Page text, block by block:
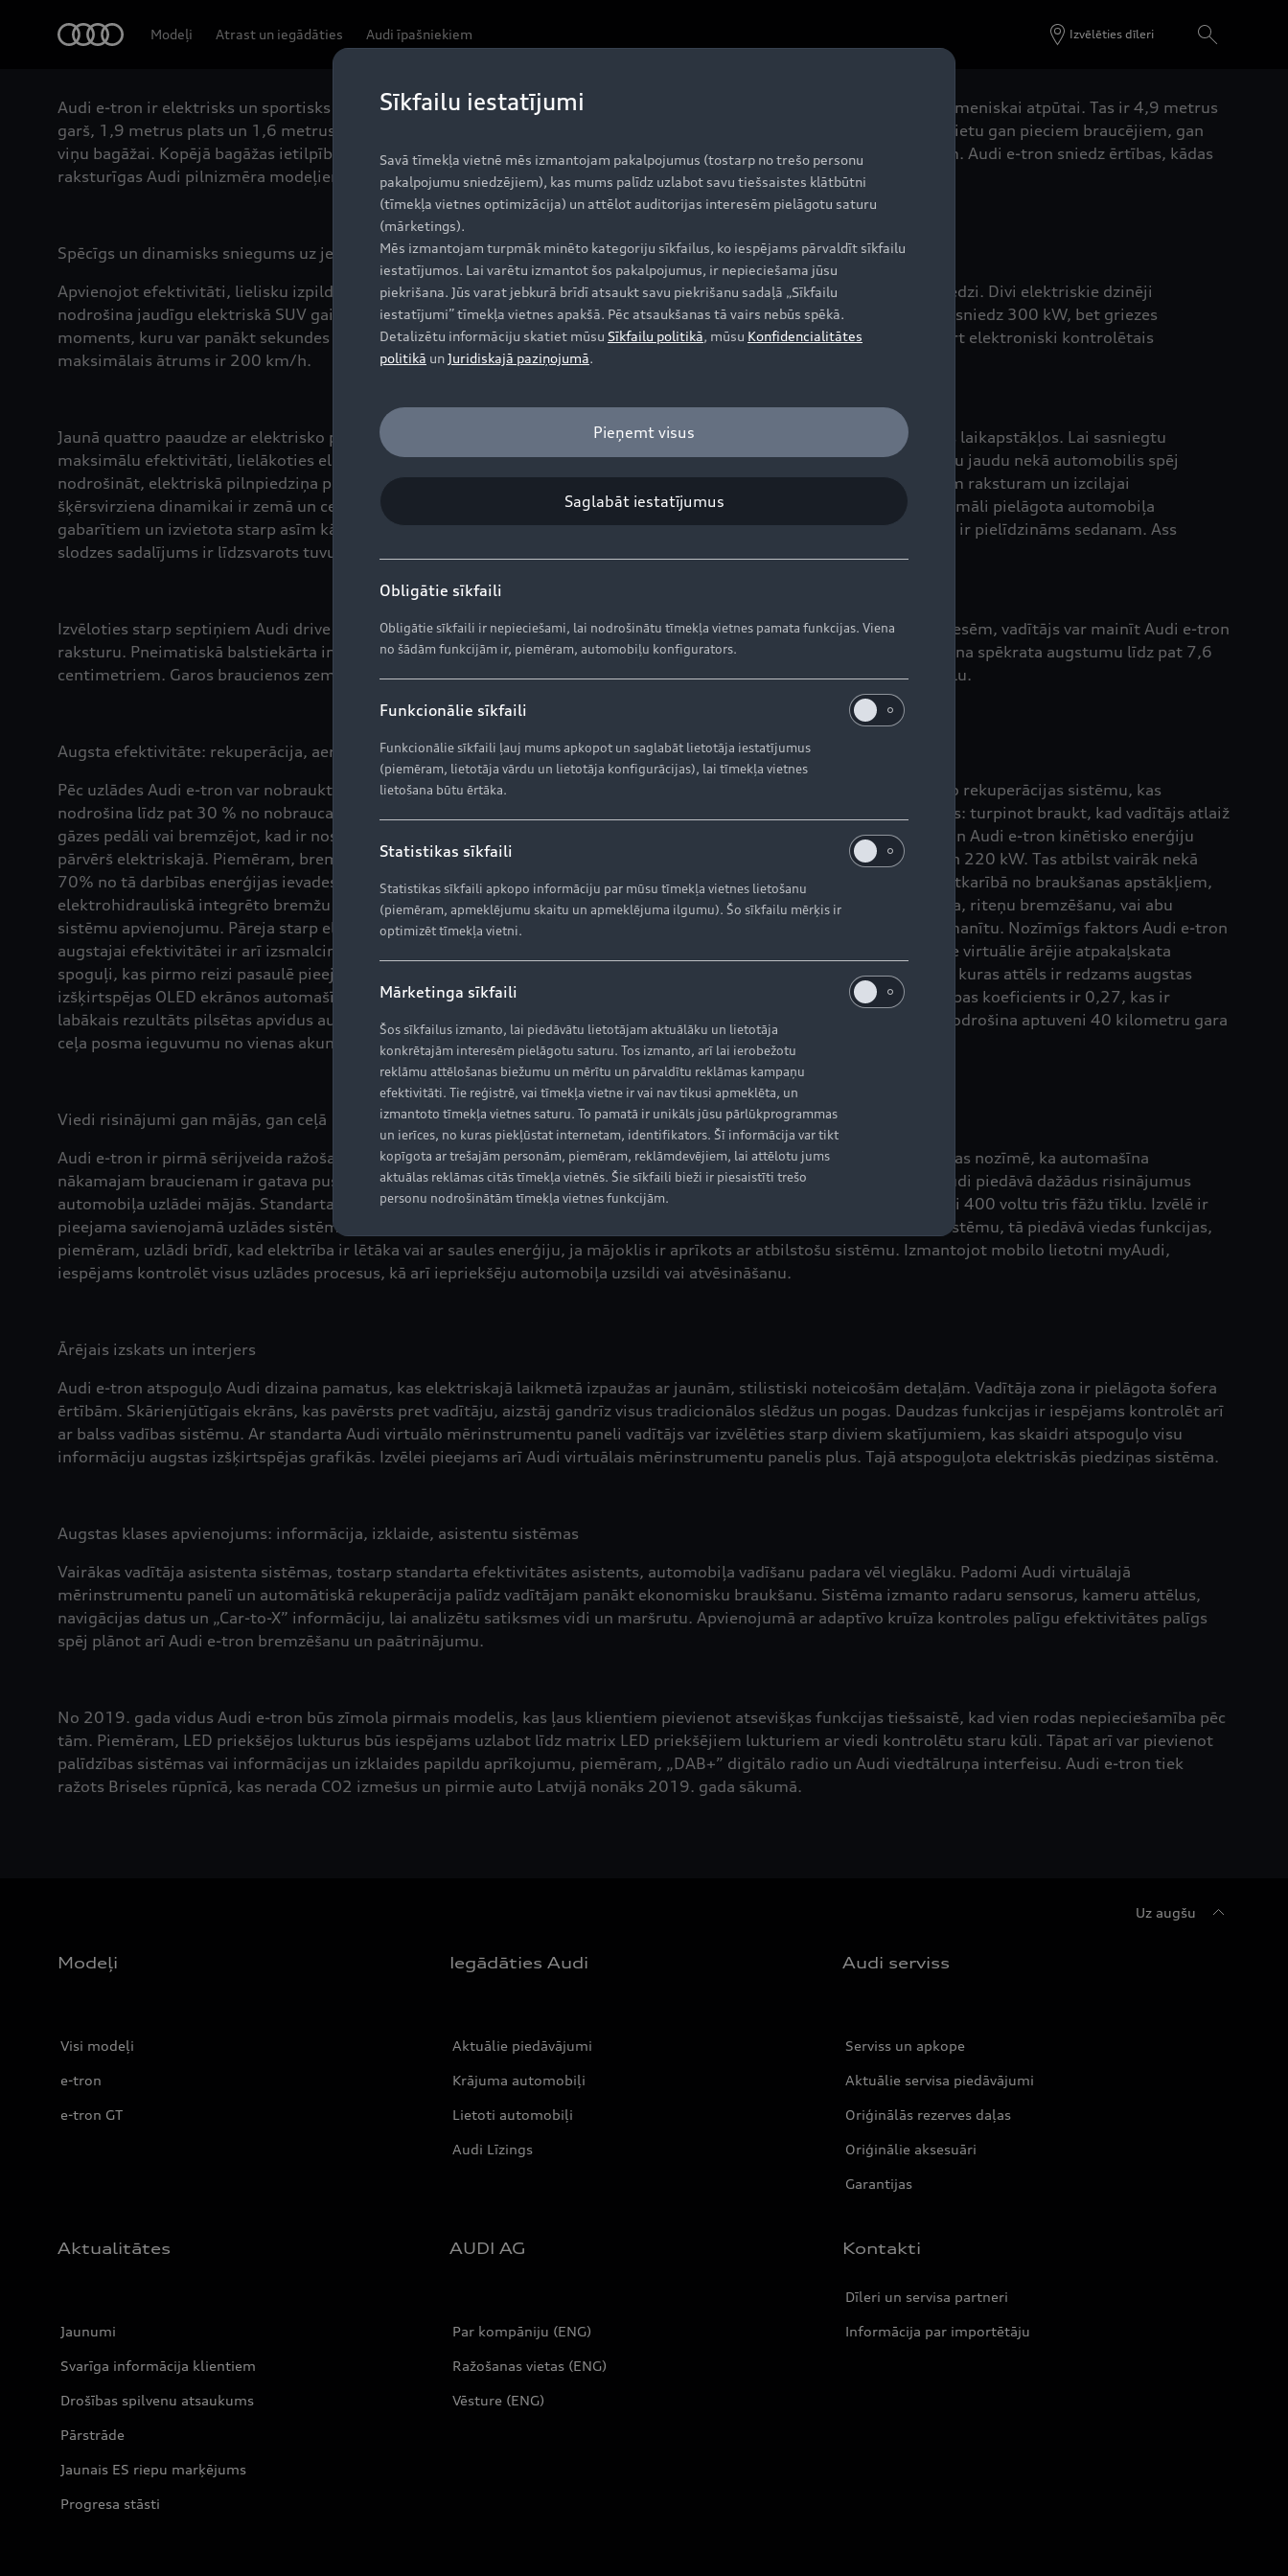
Modeļi Atrast un iegādāties Audi īpašniekiem Izvēlēties dīleri
Audi e-tron ir elektrisks un sportisks apvidus automobilis, kas paredzēts gan sportiskam dzīvesveidam, gan aktīvai un ģimeniskai atpūtai. Tas ir 4,9 metrus
garš, 1,9 metrus plats un 1,6 metrus augsts. Savukārt riteņu bāze ir 2,9 metri, kas nodrošina pietiekami plašu un ērtu vietu gan pieciem braucējiem, gan
viņu bagāžai. Kopējā bagāžas ietilpība ir 660 litri, kas šo automobili padara jo īpaši piemērotu garākiem pārbraucieniem. Audi e-tron sniedz ērtības, kādas
raksturīgas Audi pilnizmēra modeļiem.
Spēcīgs un dinamisks sniegums uz jebkura ceļa seguma
Apvienojot efektivitāti, lielisku izpildījumu un klusu pārvietošanos, Audi e-tron iemieso jauna laikmeta braukšanas pieredzi. Divi elektriskie dzinēji
nodrošina jaudīgu elektriskā SUV gaitu. Audi e-tron nerada izmešus un pārvietojas teju bez skaņas. Automobiļa jauda sasniedz 300 kW, bet griezes
moments, kuru var panākt sekundes laikā, ir 664 nM. Audi e-tron 5,7 sekundēs spēj sasniegt ātrumu 100 km/h, savukārt elektroniski kontrolētais
maksimālais ātrums ir 200 km/h.
Jaunā quattro paaudze ar elektrisko pilnpiedziņu nodrošina izcilu vilces spēku un vadību jebkuros ceļa apstākļos un visos laikapstākļos. Lai sasniegtu
maksimālu efektivitāti, lielākoties elektriskais SUV izmanto aizmugurējo dzinēju, tomēr, ja vadītājs vēlas sasniegt lielāku jaudu nekā automobilis spēj
nodrošināt, elektriskā pilnpiedziņa pārdala griezes spēku uz priekšējo asi. Galvenais nosacījums Audi e-tron sportiskajam raksturam un izcilajai
šķērsvirziena dinamikai ir zemā un centrālā pozīcija, kādā ir uzstādīti piedziņas mehānismi. Akumulatora sistēma ir optimāli pielāgota automobiļa
gabarītiem un izvietota starp asīm kā plāns un plats korpuss zem automobiļa salona. Tādēļ Audi e-tron smaguma centrs ir pielīdzināms sedanam. Ass
slodzes sadalījums ir līdzsvarots tuvu 50:50.
Izvēloties starp septiņiem Audi drive select profiliem, atkarībā no braukšanas un ceļa apstākļiem vai personīgajām interesēm, vadītājs var mainīt Audi e-tron
raksturu. Pneimatiskā balstiekārta individuāli pielāgojas ceļa apstākļiem atkarībā no ātruma un vadītāja izvēles. Tās maina spēkrata augstumu līdz pat 7,6
centimetriem. Garos braucienos zemāks augstums uzlabo aerodinamiku, tādējādi iespējams nobraukt garāku ceļa gabalu.
Augsta efektivitāte: rekuperācija, aerodinamika un temperatūras regulācija
Pēc uzlādes Audi e-tron var nobraukt vairāk nekā 400 kilometrus WLTP testa ciklā. Tas galvenokārt saistāms ar inovatīvo rekuperācijas sistēmu, kas
nodrošina līdz pat 30 % no nobraucamā ceļa garuma. Elektriskais apvidus automobilis var atjaunot enerģiju divos veidos: turpinot braukt, kad vadītājs atlaiž
gāzes pedāli vai bremzējot, kad ir nospiests bremžu pedālis. Abos gadījumos elektriskie dzinēji darbojas kā ģenerators un Audi e-tron kinētisko enerģiju
pārvērš elektriskajā. Piemēram, bremzējot pie ātruma 100 km/h, automobilis var atgūt elektrisko jaudu līdz 300 Nm un 220 kW. Tas atbilst vairāk nekā
70% no tā darbības enerģijas ievades. Neviens cits sērijveida ražošanā esošais modelis nevar sasniegt šādus rādītājus. Atkarībā no braukšanas apstākļiem,
elektrohidrauliskā integrēto bremžu kontroles sistēma izlemj, vai elektriskais SUV rekuperācijai izmantos elektrodzinēja, riteņu bremzēšanu, vai abu
sistēmu apvienojumu. Pāreja starp elektrisko un hidraulisko bremzēšanu ir raita un viendabīga, lai vadītājs to pat nepamanītu. Nozīmīgs faktors Audi e-tron
augstajai efektivitātei ir arī izsmalcinātā aerodinamika. Viena no būtiskiem elementiem ir papildu aprīkojumā pieejamie virtuālie ārējie atpakaļskata
spoguļi, kas pirmo reizi pasaulē pieejami sērijveida ražošanas modelim. Katra spoguļa balstā ir iebūvēta neliela kamera, kuras attēls ir redzams augstas
izšķirtspējas OLED ekrānos automašīnas salonā. Ja Audi e-tron ir aprīkots ar virtuālajiem ārējiem spoguļiem, tā pretestības koeficients ir 0,27, kas ir
labākais rezultāts pilsētas apvidus automašīnu segmentā. Ar standarta lietošanas profilu šāds pretestības koeficients nodrošina aptuveni 40 kilometru gara
ceļa posma ieguvumu no vienas akumulatora uzlādes.
Viedi risinājumi gan mājās, gan ceļā
Audi e-tron ir pirmā sērijveida ražošanas automašīna, kuru var uzlādēt ātrās uzlādes stacijās ar līdzstrāvu līdz 150 kW. Tas nozīmē, ka automašīna
nākamajam braucienam ir gatava pusstundas laikā. Elektrisko SUV var uzlādēt arī ar maiņstrāvu līdz 11 kW. Tāpat arī Audi piedāvā dažādus risinājumus
automobiļa uzlādei mājās. Standarta mobilo uzlādes sistēmu var izmantot ar 230 voltu mājsaimniecības elektrotīklu vai 400 voltu trīs fāžu tīklu. Izvēlē ir
pieejama savienojamā uzlādes sistēma, kas dubulto uzlādes jaudu līdz 22 kW. Apvienota ar mājas enerģijas pārvaldes sistēmu, tā piedāvā viedas funkcijas,
piemēram, uzlādi brīdī, kad elektrība ir lētāka vai ar saules enerģiju, ja mājoklis ir aprīkots ar atbilstošu sistēmu. Izmantojot mobilo lietotni myAudi,
iespējams kontrolēt visus uzlādes procesus, kā arī iepriekšēju automobiļa uzsildi vai atvēsināšanu.
Ārējais izskats un interjers
Audi e-tron atspoguļo Audi dizaina pamatus, kas elektriskajā laikmetā izpaužas ar jaunām, stilistiski noteicošām detaļām. Vadītāja zona ir pielāgota šofera
ērtībām. Skārienjūtīgais ekrāns, kas pavērsts pret vadītāju, aizstāj gandrīz visus tradicionālos slēdžus un pogas. Daudzas funkcijas ir iespējams kontrolēt arī
ar balss vadības sistēmu. Ar standarta Audi virtuālo mērinstrumentu paneli vadītājs var izvēlēties starp diviem skatījumiem, kas skaidri atspoguļo visu
informāciju augstas izšķirtspējas grafikās. Izvēlei pieejams arī Audi virtuālais mērinstrumentu panelis plus. Tajā atspoguļota elektriskās piedziņas sistēma.
Augstas klases apvienojums: informācija, izklaide, asistentu sistēmas
Vairākas vadītāja asistenta sistēmas, tostarp standarta efektivitātes asistents, automobiļa vadīšanu padara vēl vieglāku. Padomi Audi virtuālajā
mērinstrumentu panelī un automātiskā rekuperācija palīdz vadītājam panākt ekonomisku braukšanu. Sistēma izmanto radaru sensorus, kameru attēlus,
navigācijas datus un „Car-to-X” informāciju, lai analizētu satiksmes vidi un maršrutu. Apvienojumā ar adaptīvo kruīza kontroles palīgu efektivitātes palīgs
spēj plānot arī Audi e-tron bremzēšanu un paātrinājumu.
No 2019. gada vidus Audi e-tron būs zīmola pirmais modelis, kas ļaus klientiem pievienot atsevišķas funkcijas tiešsaistē, kad vien rodas nepieciešamība pēc
tām. Piemēram, LED priekšējos lukturus būs iespējams uzlabot līdz matrix LED priekšējiem lukturiem ar viedi kontrolētu staru kūli. Tāpat arī var pievienot
palīdzības sistēmas vai informācijas un izklaides papildu aprīkojumu, piemēram, „DAB+” digitālo radio un Audi viedtālruņa interfeisu. Audi e-tron tiek
ražots Briseles rūpnīcā, kas nerada CO2 izmešus un pirmie auto Latvijā nonāks 2019. gada sākumā.
Uz augšu
Modeļi
Visi modeļi
e-tron
e-tron GT
Iegādāties Audi
Aktuālie piedāvājumi
Krājuma automobiļi
Lietoti automobiļi
Audi Līzings
Audi serviss
Serviss un apkope
Aktuālie servisa piedāvājumi
Oriģinālās rezerves daļas
Oriģinālie aksesuāri
Garantijas
Aktualitātes
Jaunumi
Svarīga informācija klientiem
Drošības spilvenu atsaukums
Pārstrāde
Jaunais ES riepu marķējums
Progresa stāsti
AUDI AG
Par kompāniju (ENG)
Ražošanas vietas (ENG)
Vēsture (ENG)
Kontakti
Dīleri un servisa partneri
Informācija par importētāju
Sīkfailu iestatījumi
Savā tīmekļa vietnē mēs izmantojam pakalpojumus (tostarp no trešo personu
pakalpojumu sniedzējiem), kas mums palīdz uzlabot savu tiešsaistes klātbūtni
(tīmekļa vietnes optimizācija) un attēlot auditorijas interesēm pielāgotu saturu
(mārketings).
Mēs izmantojam turpmāk minēto kategoriju sīkfailus, ko iespējams pārvaldīt sīkfailu
iestatījumos. Lai varētu izmantot šos pakalpojumus, ir nepieciešama jūsu
piekrišana. Jūs varat jebkurā brīdī atsaukt savu piekrišanu sadaļā „Sīkfailu
iestatījumi” tīmekļa vietnes apakšā. Pēc atsaukšanas tā vairs nebūs spēkā.
Detalizētu informāciju skatiet mūsu Sīkfailu politikā, mūsu Konfidencialitātes
politikā unJuridiskajā paziņojumā.
Pieņemt visus
Saglabāt iestatījumus
Obligātie sīkfaili
Obligātie sīkfaili ir nepieciešami, lai nodrošinātu tīmekļa vietnes pamata funkcijas. Viena
no šādām funkcijām ir, piemēram, automobiļu konfigurators.
Funkcionālie sīkfaili
Funkcionālie sīkfaili ļauj mums apkopot un saglabāt lietotāja iestatījumus
(piemēram, lietotāja vārdu un lietotāja konfigurācijas), lai tīmekļa vietnes
lietošana būtu ērtāka.
Statistikas sīkfaili
Statistikas sīkfaili apkopo informāciju par mūsu tīmekļa vietnes lietošanu
(piemēram, apmeklējumu skaitu un apmeklējuma ilgumu). Šo sīkfailu mērķis ir
optimizēt tīmekļa vietni.
Mārketinga sīkfaili
Šos sīkfailus izmanto, lai piedāvātu lietotājam aktuālāku un lietotāja
konkrētajām interesēm pielāgotu saturu. Tos izmanto, arī lai ierobežotu
reklāmu attēlošanas biežumu un mērītu un pārvaldītu reklāmas kampaņu
efektivitāti. Tie reģistrē, vai tīmekļa vietne ir vai nav tikusi apmeklēta, un
izmantoto tīmekļa vietnes saturu. To pamatā ir unikāls jūsu pārlūkprogrammas
un ierīces, no kuras piekļūstat internetam, identifikators. Šī informācija var tikt
kopīgota ar trešajām personām, piemēram, reklāmdevējiem, lai attēlotu jums
aktuālas reklāmas citās tīmekļa vietnēs. Šie sīkfaili bieži ir piesaistīti trešo
personu nodrošinātām tīmekļa vietnes funkcijām.